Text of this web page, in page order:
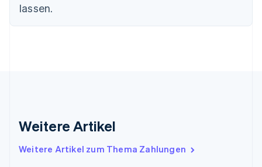
lassen.
Weitere Artikel
Weitere Artikel zum Thema Zahlungen
Frankreich
FrançaisEnglish
English
Italien
Italiano English